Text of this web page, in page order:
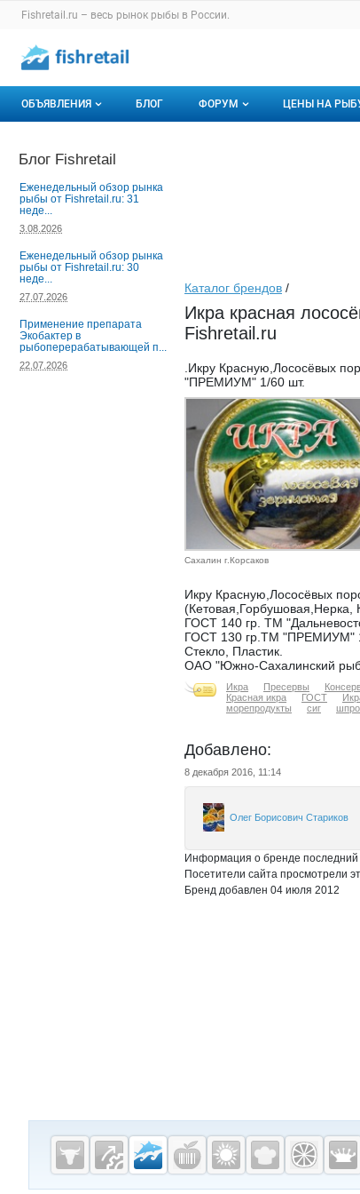
Раздел навигации по сайту
Fishretail.ru – весь рынок рыбы в России.
Авторизация и меню пользователя
Навигация по разделам сайта
ОБЪЯВЛЕНИЯ
Горячее предложение
Мои объявления
БЛОГ ФОРУМ ЦЕНЫ НА
Каталог брендов /
Икра красная
Fishretail.ru
.Икру Красную,Лососёвых
"ПРЕМИУМ" 1/60 шт.
Сахалин г.Корсаков
Икру Красную,Лососёвых
(Кетовая,Горбушовая,Нерка,
ГОСТ 140 гр. ТМ
ГОСТ 130 гр.ТМ "ПРЕМИУМ"
Стекло, Пластик.
ОАО "Южно-Сахалинский
Икра Пресервы
Красная икра
ГОСТ
морепродукты
сиг
Добавлено:
8 декабря 2016, 11:14
Олег Борисович Стариков
Информация о бренде последний
Посетители сайта просмотрели
Бренд добавлен 04 июля 2012
Блог Fishretail
Еженедельный обзор рынка
рыбы от Fishretail.ru: 31
неде...
3.08.2026
Еженедельный обзор рынка
рыбы от Fishretail.ru: 30
неде...
27.07.2026
Применение препарата
Экобактер в
рыбоперерабатывающей п...
22.07.2026
Дополнительная информация
Cсылки на полезные проекты
Fishretail.ru —